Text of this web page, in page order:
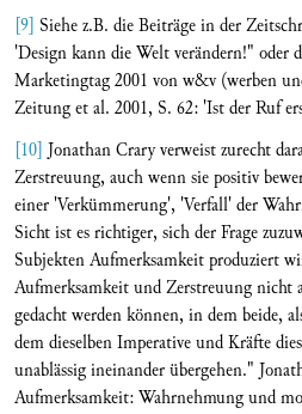
[9] Siehe z.B. die Beiträge in der
'Design kann die Welt verändern!" oder
Marketingtag 2001 von w&v (werben
Zeitung et al. 2001, S. 62: 'Ist der Ruf
[10]Jonathan Crary verweist zurecht
Zerstreuung, auch wenn sie positiv
einer 'Verkümmerung', 'Verfall' der
Sicht ist es richtiger, sich der Frage
Subjekten Aufmerksamkeit produziert
Aufmerksamkeit und Zerstreuung nicht
gedacht werden können, in dem beide,
dem dieselben Imperative und Kräfte
unablässig ineinander übergehen."
Aufmerksamkeit: Wahrnehmung und